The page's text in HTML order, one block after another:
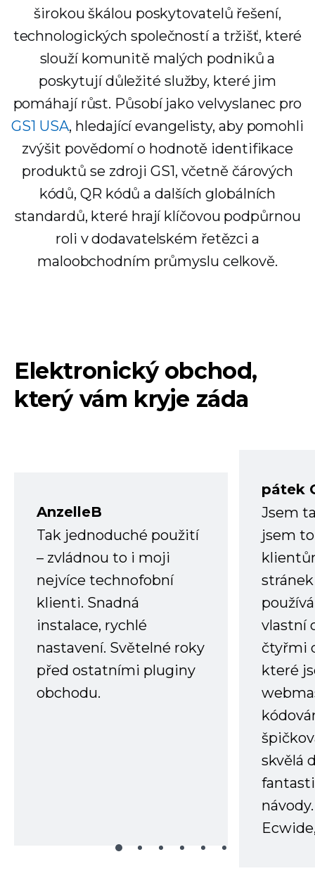
širokou škálou poskytovatelů řešení,
technologických společností a tržišť, které
slouží komunitě malých podniků a
poskytují důležité služby, které jim
pomáhají růst. Působí jako velvyslanec pro
GS1 USA, hledající evangelisty, aby pomohli
zvýšit povědomí o hodnotě identifikace
produktů se zdroji GS1, včetně čárových
kódů, QR kódů a dalších globálních
standardů, které hrají klíčovou podpůrnou
roli v dodavatelském řetězci a
maloobchodním průmyslu celkově.
Elektronický obchod,
který vám kryje záda
AnzelleB
Tak jednoduché použití
– zvládnou to i moji
nejvíce technofobní
klienti. Snadná
instalace, rychlé
nastavení. Světelné roky
před ostatními pluginy
obchodu.
pátek
Jsem
jsem
vlastní
čtyřmi
které
skvělá